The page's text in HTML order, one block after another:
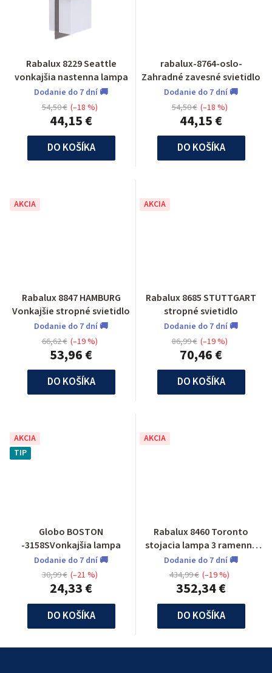
Rabalux 8229 Seattle
vonkajšia nastenna lampa
Dodanie do 7 dní 🚚
44,15 €
54,50 € (–18 %)
DO KOŠÍKA
rabalux-8764-oslo-
Zahradné zavesné svietidlo
Dodanie do 7 dní 🚚
44,15 €
54,50 € (–18 %)
DO KOŠÍKA
AKCIA
Rabalux 8847 HAMBURG
Vonkajšie stropné svietidlo
Dodanie do 7 dní 🚚
53,96 €
66,62 € (–19 %)
DO KOŠÍKA
AKCIA
Rabalux 8685 STUTTGART
stropné svietidlo
Dodanie do 7 dní 🚚
70,46 €
86,99 € (–19 %)
DO KOŠÍKA
AKCIA
TIP
Globo BOSTON
-3158SVonkajšia lampa
Dodanie do 7 dní 🚚
24,33 €
30,99 € (–21 %)
DO KOŠÍKA
AKCIA
Rabalux 8460 Toronto
stojacia lampa 3 ramenna
vonkajšia
Dodanie do 7 dní 🚚
352,34 €
434,99 € (–19 %)
DO KOŠÍKA